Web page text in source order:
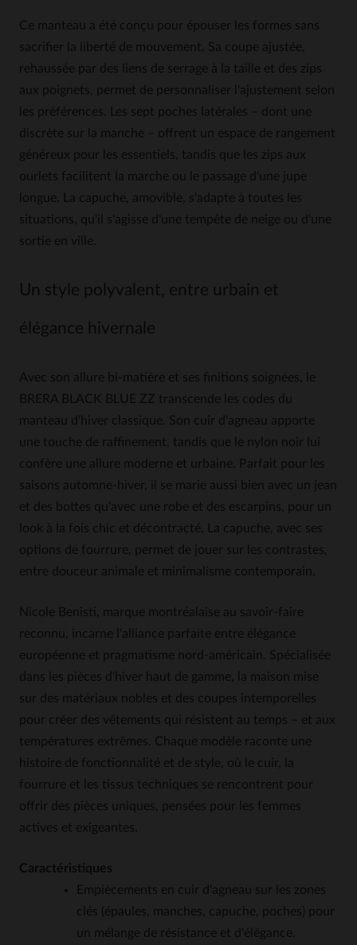
Ce manteau a été conçu pour épouser les formes sans
sacrifier la liberté de mouvement. Sa coupe ajustée,
rehaussée par des liens de serrage à la taille et des zips
aux poignets, permet de personnaliser l'ajustement selon
les préférences. Les sept poches latérales – dont une
discrète sur la manche – offrent un espace de rangement
généreux pour les essentiels, tandis que les zips aux
ourlets facilitent la marche ou le passage d'une jupe
longue. La capuche, amovible, s'adapte à toutes les
situations, qu'il s'agisse d'une tempête de neige ou d'une
sortie en ville.
Un style polyvalent, entre urbain et
élégance hivernale
Avec son allure bi-matière et ses finitions soignées, le
BRERA BLACK BLUE ZZ transcende les codes du
manteau d'hiver classique. Son cuir d'agneau apporte
une touche de raffinement, tandis que le nylon noir lui
confère une allure moderne et urbaine. Parfait pour les
saisons automne-hiver, il se marie aussi bien avec un jean
et des bottes qu'avec une robe et des escarpins, pour un
look à la fois chic et décontracté. La capuche, avec ses
options de fourrure, permet de jouer sur les contrastes,
entre douceur animale et minimalisme contemporain.
Nicole Benisti, marque montréalaise au savoir-faire
reconnu, incarne l'alliance parfaite entre élégance
européenne et pragmatisme nord-américain. Spécialisée
dans les pièces d'hiver haut de gamme, la maison mise
sur des matériaux nobles et des coupes intemporelles
pour créer des vêtements qui résistent au temps – et aux
températures extrêmes. Chaque modèle raconte une
histoire de fonctionnalité et de style, où le cuir, la
fourrure et les tissus techniques se rencontrent pour
offrir des pièces uniques, pensées pour les femmes
actives et exigeantes.
Caractéristiques
Empiècements en cuir d'agneau sur les zones
clés (épaules, manches, capuche, poches) pour
un mélange de résistance et d'élégance.